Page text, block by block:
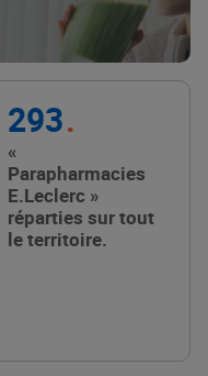
293
«
Parapharmacies
E.Leclerc »
réparties sur tout
le territoire.